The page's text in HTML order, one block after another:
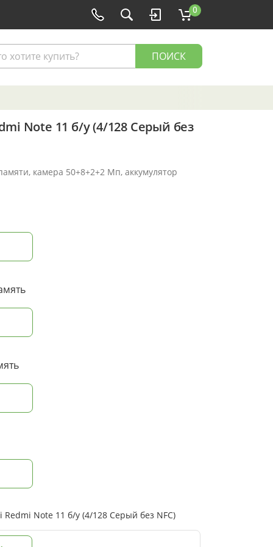
0
ПОИСК
Note 11 б/у (4/128 Серый без
камера 50+8+2+2 Мп, аккумулятор
Note 11 б/у (4/128 Серый без NFC)